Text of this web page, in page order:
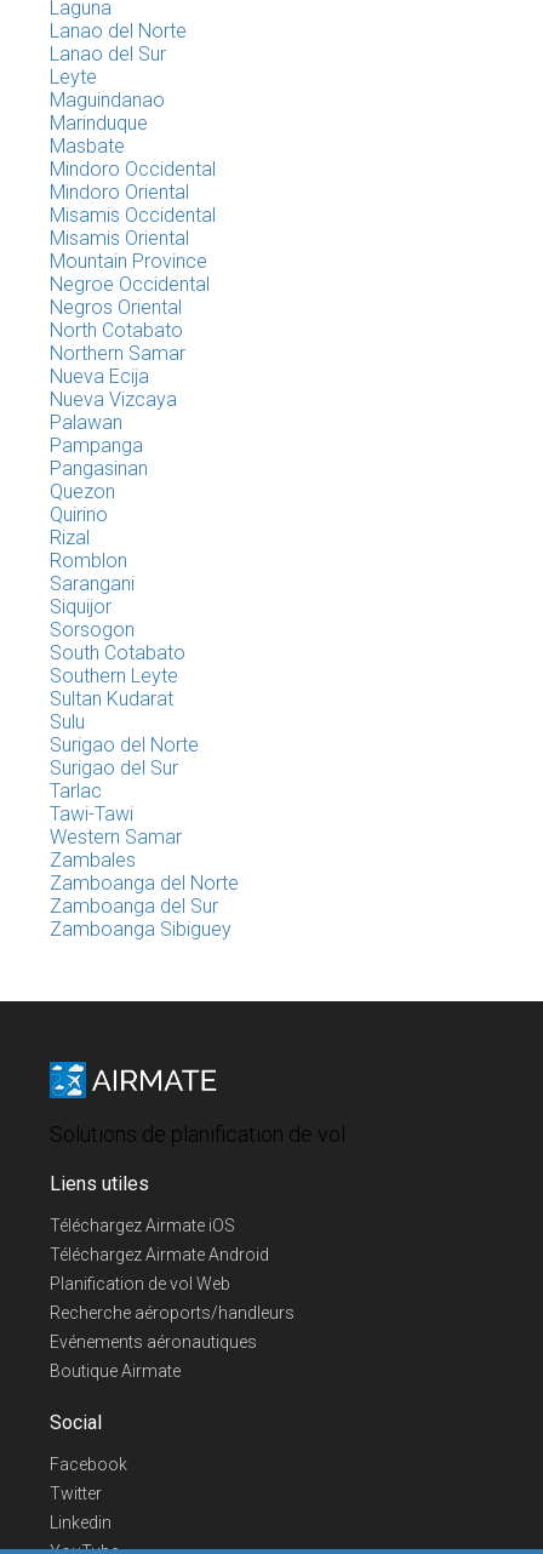
Laguna
Lanao del Norte
Lanao del Sur
Leyte
Maguindanao
Marinduque
Masbate
Mindoro Occidental
Mindoro Oriental
Misamis Occidental
Misamis Oriental
Mountain Province
Negroe Occidental
Negros Oriental
North Cotabato
Northern Samar
Nueva Ecija
Nueva Vizcaya
Palawan
Pampanga
Pangasinan
Quezon
Quirino
Rizal
Romblon
Sarangani
Siquijor
Sorsogon
South Cotabato
Southern Leyte
Sultan Kudarat
Sulu
Surigao del Norte
Surigao del Sur
Tarlac
Tawi-Tawi
Western Samar
Zambales
Zamboanga del Norte
Zamboanga del Sur
Zamboanga Sibiguey
Solutions de planification de vol
Liens utiles
Téléchargez Airmate iOS
Téléchargez Airmate Android
Planification de vol Web
Recherche aéroports/handleurs
Evénements aéronautiques
Boutique Airmate
Social
Facebook
Twitter
Linkedin